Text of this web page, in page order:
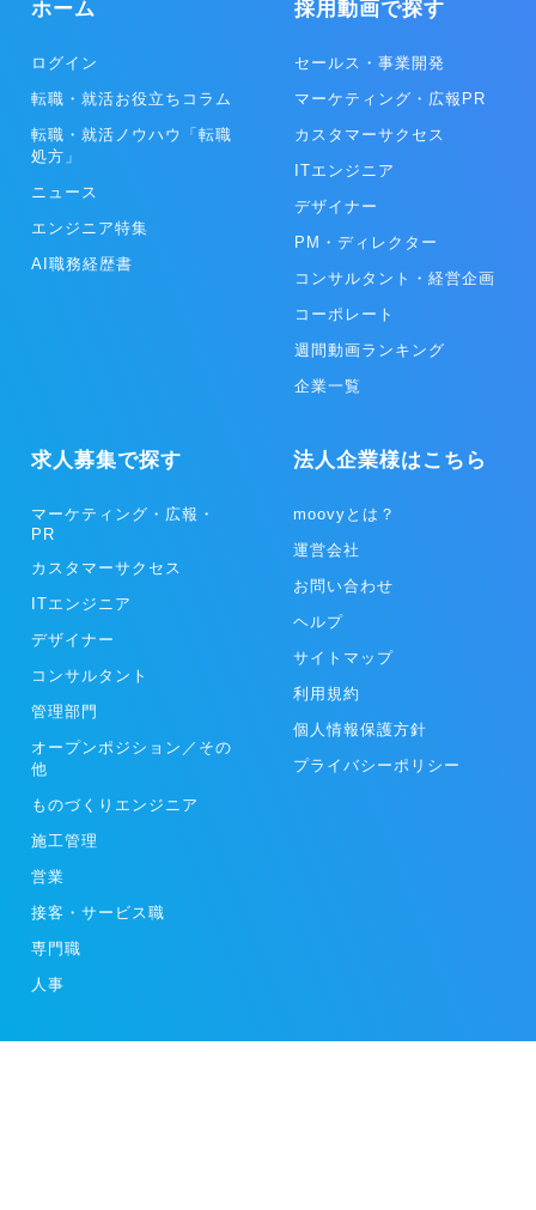
ホーム
ログイン
転職・就活お役立ちコラム
転職・就活ノウハウ「転職
処方」
ニュース
エンジニア特集
AI職務経歴書
採用動画で探す
セールス・事業開発
マーケティング・広報PR
カスタマーサクセス
ITエンジニア
デザイナー
PM・ディレクター
コンサルタント・経営企画
コーポレート
週間動画ランキング
企業一覧
求人募集で探す
マーケティング・広報・
PR
カスタマーサクセス
ITエンジニア
デザイナー
コンサルタント
管理部門
オープンポジション／その
他
ものづくりエンジニア
施工管理
営業
接客・サービス職
専門職
人事
法人企業様はこちら
moovyとは？
運営会社
お問い合わせ
ヘルプ
サイトマップ
利用規約
個人情報保護方針
プライバシーポリシー